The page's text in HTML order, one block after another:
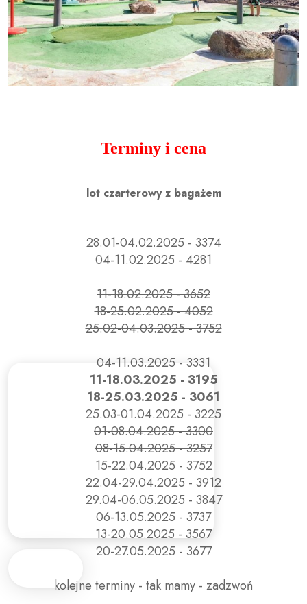
Terminy i cena
lot czarterowy z bagażem
28.01-04.02.2025 - 3374
04-11.02.2025 - 4281
11-18.02.2025 - 3652
18-25.02.2025 - 4052
25.02-04.03.2025 - 3752
04-11.03.2025 - 3331
11-18.03.2025 - 3195
18-25.03.2025 - 3061
25.03-01.04.2025 - 3225
01-08.04.2025 - 3300
08-15.04.2025 - 3257
15-22.04.2025 - 3752
22.04-29.04.2025 - 3912
29.04-06.05.2025 - 3847
06-13.05.2025 - 3737
13-20.05.2025 - 3567
20-27.05.2025 - 3677
kolejne terminy - tak mamy - zadzwoń